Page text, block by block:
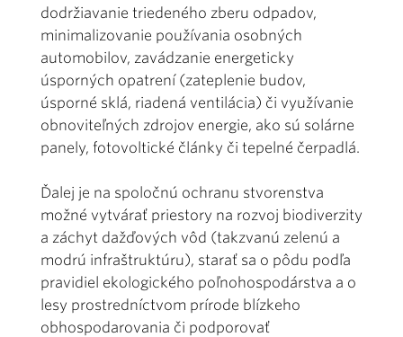
dodržiavanie triedeného zberu odpadov,
minimalizovanie používania osobných
automobilov, zavádzanie energeticky
úsporných opatrení (zateplenie budov,
úsporné sklá, riadená ventilácia) či využívanie
obnoviteľných zdrojov energie, ako sú solárne
panely, fotovoltické články či tepelné čerpadlá.
Ďalej je na spoločnú ochranu stvorenstva
možné vytvárať priestory na rozvoj biodiverzity
a záchyt dažďových vôd (takzvanú zelenú a
modrú infraštruktúru), starať sa o pôdu podľa
pravidiel ekologického poľnohospodárstva a o
lesy prostredníctvom prírode blízkeho
obhospodarovania či podporovať